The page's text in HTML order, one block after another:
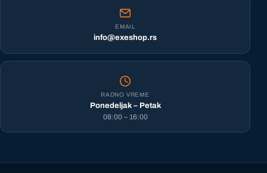
EMAIL
info@exeshop.rs
RADNO VREME
Ponedeljak – Petak
08:00 – 16:00